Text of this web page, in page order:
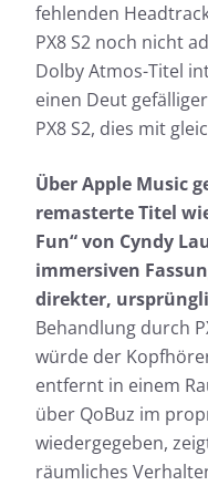
fehlenden
PX8 S2 noch nicht
Dolby Atmos-Titel
einen Deut
PX8 S2, dies mit
Über Apple Music
remasterte Titel
Fun“ von Cyndy
immersiven
direkter,
Behandlung durch
würde der
entfernt in einem
über QoBuz im
wiedergegeben,
räumliches